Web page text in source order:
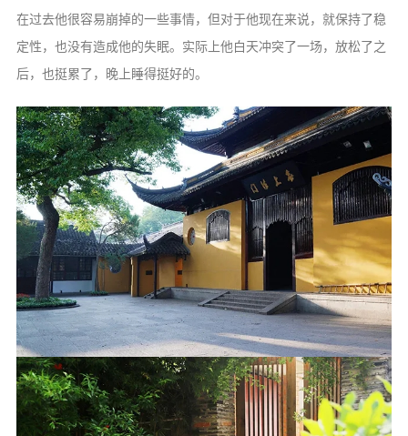
在过去他很容易崩掉的一些事情，但对于他现在来说，就保持了稳
定性，也没有造成他的失眠。实际上他白天冲突了一场，放松了之
后，也挺累了，晚上睡得挺好的。